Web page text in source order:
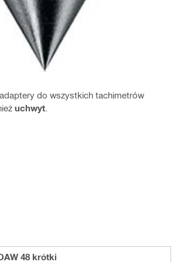
do wszystkich tachimetrów
uchwyt
48 krótki